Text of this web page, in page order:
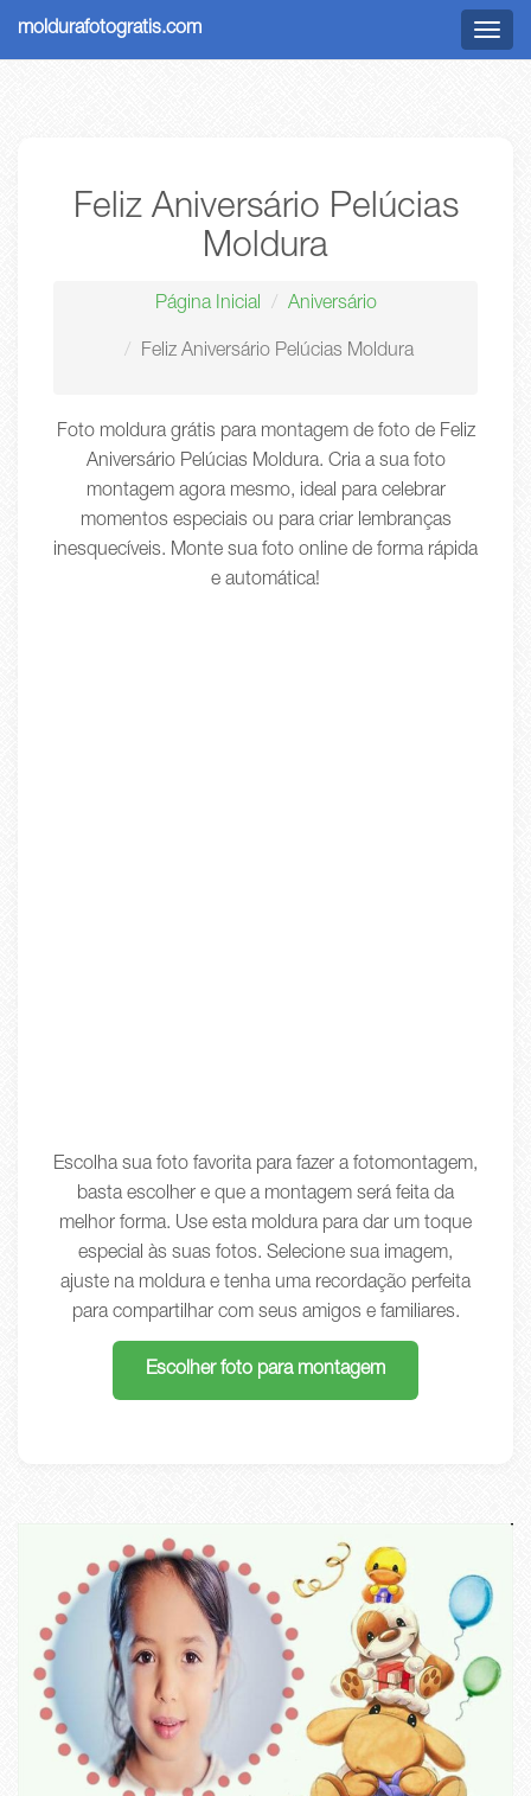
Menu
moldurafotogratis.com
Feliz Aniversário Pelúcias
Moldura
Página Inicial Aniversário
Feliz Aniversário Pelúcias Moldura
Foto moldura grátis para montagem de foto de Feliz
Aniversário Pelúcias Moldura. Cria a sua foto
montagem agora mesmo, ideal para celebrar
momentos especiais ou para criar lembranças
inesquecíveis. Monte sua foto online de forma rápida
e automática!
Escolha sua foto favorita para fazer a fotomontagem,
basta escolher e que a montagem será feita da
melhor forma. Use esta moldura para dar um toque
especial às suas fotos. Selecione sua imagem,
ajuste na moldura e tenha uma recordação perfeita
para compartilhar com seus amigos e familiares.
Escolher foto para montagem